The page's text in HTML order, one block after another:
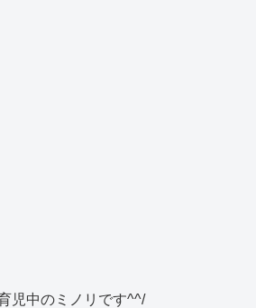
児中のミノリです^^/